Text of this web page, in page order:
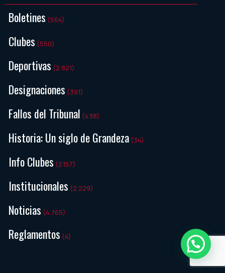
Boletines (564)
Clubes (550)
Deportivas (2.821)
Designaciones (391)
Fallos del Tribunal (438)
Historia: Un siglo de Grandeza (34)
Info Clubes (2.157)
Institucionales (2.229)
Noticias (4.765)
Reglamentos (4)